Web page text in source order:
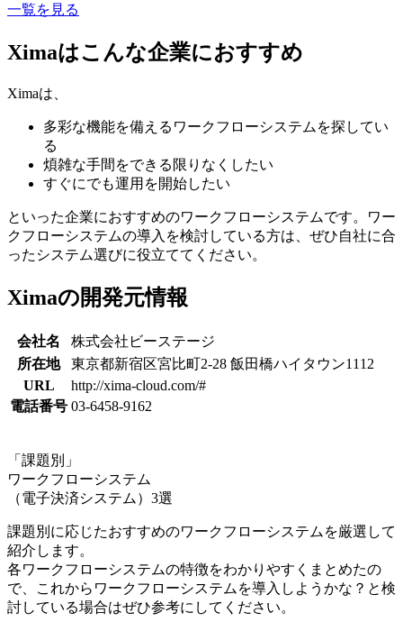
一覧を見る
Ximaはこんな企業におすすめ
Ximaは、
多彩な機能を備えるワークフローシステムを探してい
る
煩雑な手間をできる限りなくしたい
すぐにでも運用を開始したい
といった企業におすすめのワークフローシステムです。ワー
クフローシステムの導入を検討している方は、ぜひ自社に合
ったシステム選びに役立ててください。
Ximaの開発元情報
会社名
株式会社ビーステージ
所在地
東京都新宿区宮比町2-28 飯田橋ハイタウン1112
URL
http://xima-cloud.com/#
電話番号 03-6458-9162
「課題別」
ワークフローシステム
（電子決済システム）3選
課題別に応じたおすすめのワークフローシステムを厳選して
紹介します。
各ワークフローシステムの特徴をわかりやすくまとめたの
で、これからワークフローシステムを導入しようかな？と検
討している場合はぜひ参考にしてください。